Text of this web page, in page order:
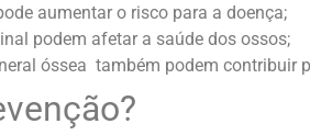
aumentar o risco para a doença;
podem afetar a saúde dos ossos;
óssea também podem contribuir